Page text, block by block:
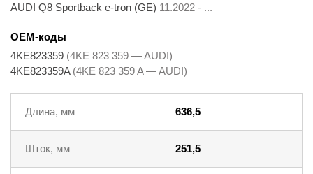
AUDI Q8 Sportback e-tron (GE) 11.2022 - ...
OEM-коды
4KE823359 (4KE 823 359 — AUDI)
4KE823359A (4KE 823 359 A — AUDI)
Длина, мм 636,5
Шток, мм 251,5